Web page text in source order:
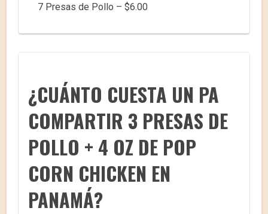
7 Presas de Pollo – $6.00
¿CUÁNTO CUESTA UN PA
COMPARTIR 3 PRESAS DE
POLLO + 4 OZ DE POP
CORN CHICKEN EN
PANAMÁ?